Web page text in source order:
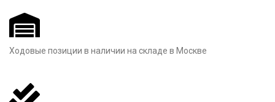
Ходовые позиции в наличии на складе в Москве